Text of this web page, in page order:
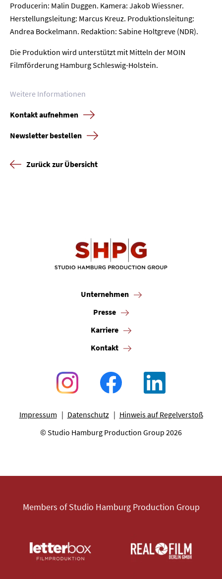
Producerin: Malin Duggen. Kamera: Jakob Wiessner.
Herstellungsleitung: Marcus Kreuz. Produktionsleitung:
Andrea Bockelmann. Redaktion: Sabine Holtgreve (NDR).
Die Produktion wird unterstützt mit Mitteln der MOIN
Filmförderung Hamburg Schleswig-Holstein.
Weitere Informationen
Kontakt aufnehmen
Newsletter bestellen
Zurück zur Übersicht
Unternehmen
Presse
Karriere
Kontakt
Impressum Datenschutz
Hinweis auf Regelverstoß
© Studio Hamburg Production Group 2026
Members of Studio Hamburg Production Group